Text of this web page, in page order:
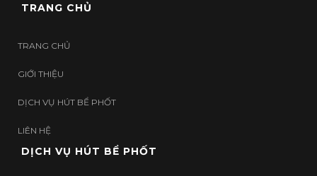
TRANG CHỦ
TRANG CHỦ
GIỚI THIỆU
DỊCH VỤ HÚT BỂ PHỐT
LIÊN HỆ
DỊCH VỤ HÚT BỂ PHỐT